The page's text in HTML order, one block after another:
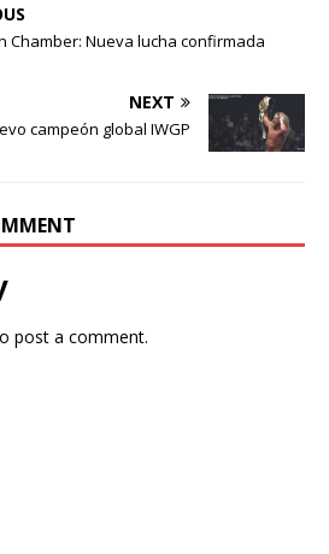
Chamber: Nueva lucha confirmada
NEXT
campeón global IWGP
post a comment.